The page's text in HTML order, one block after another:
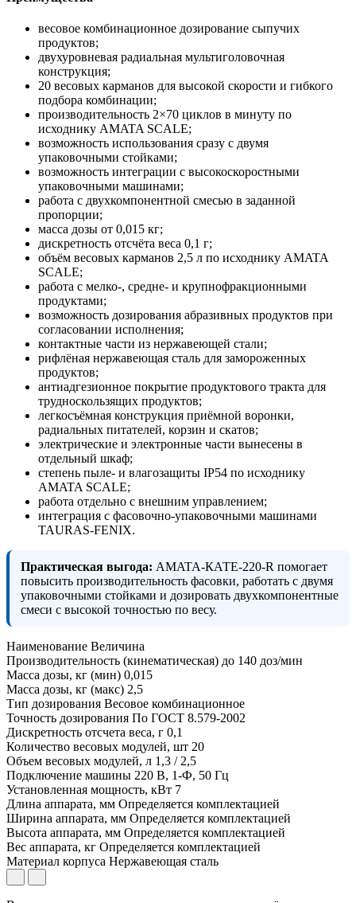
весовое комбинационное дозирование сыпучих
продуктов;
двухуровневая радиальная мультиголовочная
конструкция;
20 весовых карманов для высокой скорости и гибкого
подбора комбинации;
производительность 2×70 циклов в минуту по
исходнику AMATA SCALE;
возможность использования сразу с двумя
упаковочными стойками;
возможность интеграции с высокоскоростными
упаковочными машинами;
работа с двухкомпонентной смесью в заданной
пропорции;
масса дозы от 0,015 кг;
дискретность отсчёта веса 0,1 г;
объём весовых карманов 2,5 л по исходнику AMATA
SCALE;
работа с мелко-, средне- и крупнофракционными
продуктами;
возможность дозирования абразивных продуктов при
согласовании исполнения;
контактные части из нержавеющей стали;
рифлёная нержавеющая сталь для замороженных
продуктов;
антиадгезионное покрытие продуктового тракта для
трудноскользящих продуктов;
легкосъёмная конструкция приёмной воронки,
радиальных питателей, корзин и скатов;
электрические и электронные части вынесены в
отдельный шкаф;
степень пыле- и влагозащиты IP54 по исходнику
AMATA SCALE;
работа отдельно с внешним управлением;
интеграция с фасовочно-упаковочными машинами
TAURAS-FENIX.
Практическая выгода: AMATA-КАТЕ-220-R помогает
повысить производительность фасовки, работать с двумя
упаковочными стойками и дозировать двухкомпонентные
смеси с высокой точностью по весу.
Наименование Величина
Производительность (кинематическая) до 140 доз/мин
Масса дозы, кг (мин) 0,015
Масса дозы, кг (макс) 2,5
Тип дозирования Весовое комбинационное
Точность дозирования По ГОСТ 8.579-2002
Дискретность отсчета веса, г 0,1
Количество весовых модулей, шт 20
Объем весовых модулей, л 1,3 / 2,5
Подключение машины 220 В, 1-Ф, 50 Гц
Установленная мощность, кВт 7
Длина аппарата, мм Определяется комплектацией
Ширина аппарата, мм Определяется комплектацией
Высота аппарата, мм Определяется комплектацией
Вес аппарата, кг Определяется комплектацией
Материал корпуса Нержавеющая сталь